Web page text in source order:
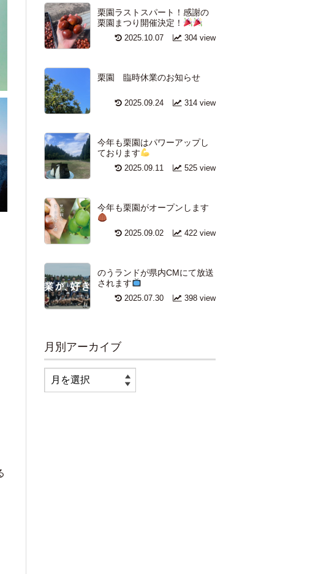
栗園ラストスパート！感謝の
栗園まつり開催決定！
304 view
2025.10.07
栗園 臨時休業のお知らせ
314 view
2025.09.24
今年も栗園はパワーアップし
ております
525 view
2025.09.11
今年も栗園がオープンします
422 view
2025.09.02
のうランドが県内CMにて放送
されます
398 view
2025.07.30
月別アーカイブ